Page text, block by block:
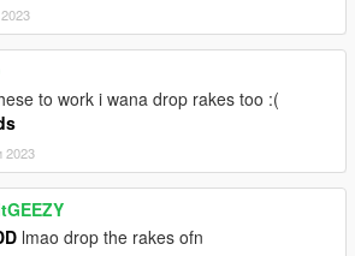
to work i wana drop rakes too :(
2023
lmao drop the rakes ofn